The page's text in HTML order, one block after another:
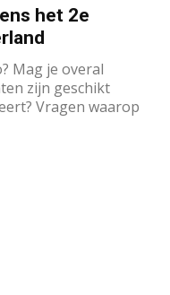
het 2e
Mag je overal
zijn geschikt
Vragen waarop